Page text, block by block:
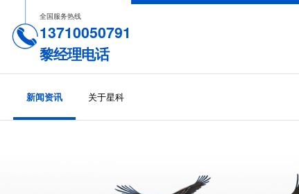
全国服务热线
13710050791
黎经理电话
新闻资讯 关于星科